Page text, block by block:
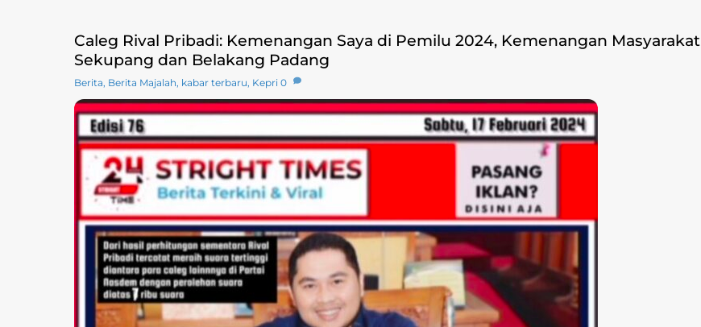
Caleg Rival Pribadi: Kemenangan Saya di Pemilu 2024, Kemenangan Masyarakat
Sekupang dan Belakang Padang
Berita, Berita Majalah, kabar terbaru, Kepri 0